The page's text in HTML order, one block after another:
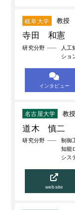
岐阜大学 教授
寺田 和憲
研究分野
人工
ショ
インタビュー
名古屋大学 教
道木 慎二
研究分野
制御
知能
シス
website